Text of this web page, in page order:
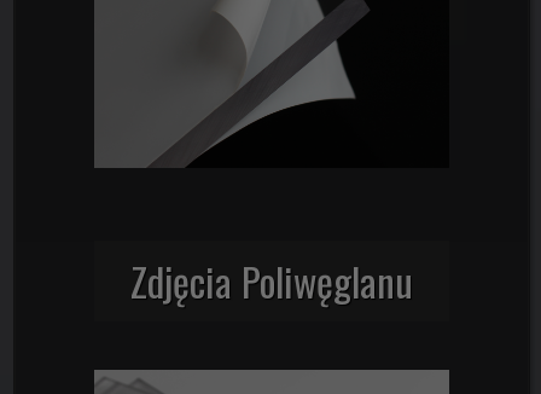
Zdjęcia Poliwęglanu